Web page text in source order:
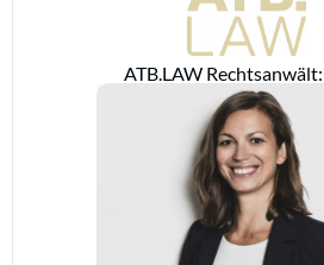
ATB.LAW